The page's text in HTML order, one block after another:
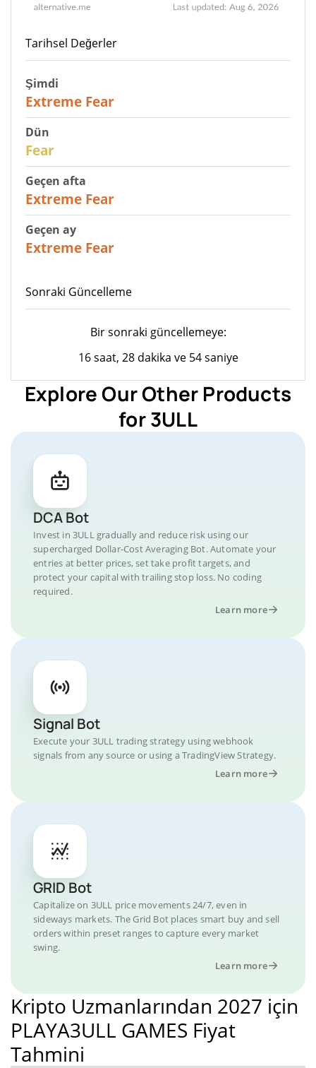
Tarihsel Değerler
Şimdi
Extreme Fear
Dün
Fear
Geçen afta
Extreme Fear
Geçen ay
Extreme Fear
Sonraki Güncelleme
Bir sonraki güncellemeye:
16 saat, 28 dakika ve 54 saniye
Explore Our Other Products
for 3ULL
DCA Bot
Invest in 3ULL gradually and reduce risk using our
supercharged Dollar-Cost Averaging Bot. Automate your
entries at better prices, set take profit targets, and
protect your capital with trailing stop loss. No coding
required.
Learn more
Signal Bot
Execute your 3ULL trading strategy using webhook
signals from any source or using a TradingView Strategy.
Learn more
GRID Bot
Capitalize on 3ULL price movements 24/7, even in
sideways markets. The Grid Bot places smart buy and sell
orders within preset ranges to capture every market
swing.
Learn more
Kripto Uzmanlarından 2027 için
PLAYA3ULL GAMES Fiyat
Tahmini